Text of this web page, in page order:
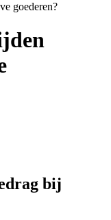
goederen?
bij